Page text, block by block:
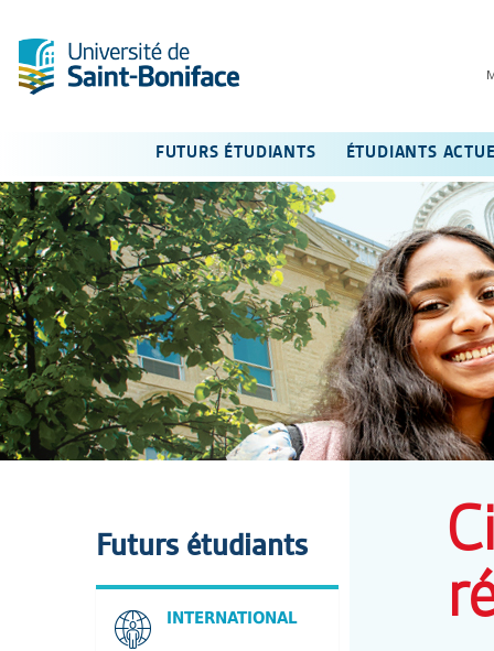
FUTURS ÉTUDIANTS ÉTUDIANTS
Futurs étudiants
INTERNATIONAL